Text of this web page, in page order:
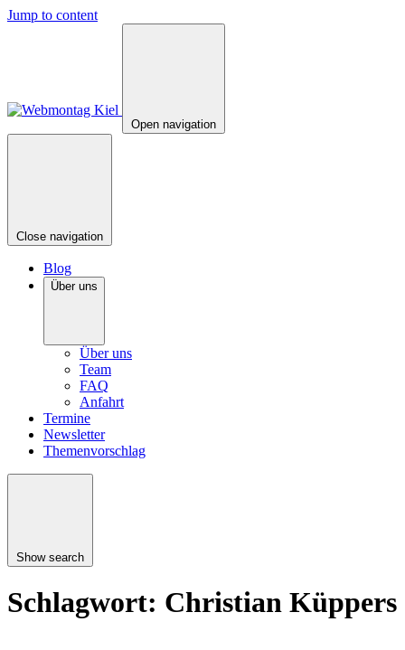
Jump to content
Open navigation
Close navigation
Blog
Über uns
Über uns
Team
FAQ
Anfahrt
Termine
Newsletter
Themenvorschlag
Show search
Schlagwort: Christian Küppers